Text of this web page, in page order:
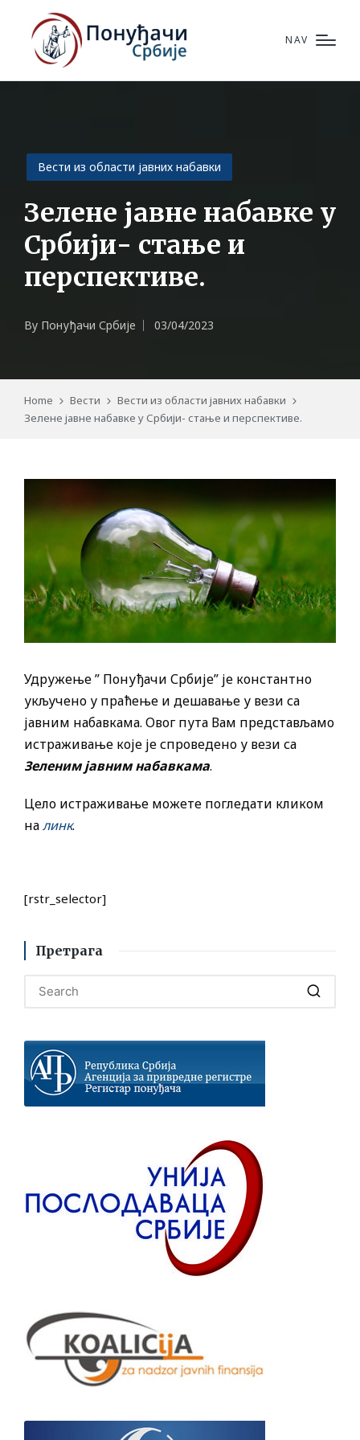
NAV
Posted
in
Вести из области јавних набавки
Зелене јавне набавке у
Србији- стање и
перспективе.
Posted
By Понуђачи Србије 03/04/2023
Home Вести
Вести из области јавних набавки
Зелене јавне набавке у Србији- стање и перспективе.
Удружење ” Понуђачи Србије” је константно
укључено у праћење и дешавање у вези са
јавним набавкама. Овог пута Вам представљамо
истраживање које је спроведено у вези са
Зеленим јавним набавкама.
Цело истраживање можете погледати кликом
налинк.
[rstr_selector]
Претрага